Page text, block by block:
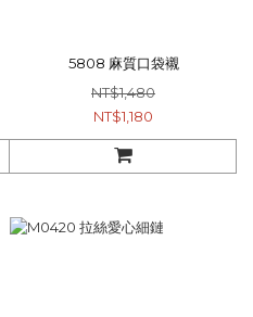
5808 麻質口袋襯
NT$1,480
NT$1,180